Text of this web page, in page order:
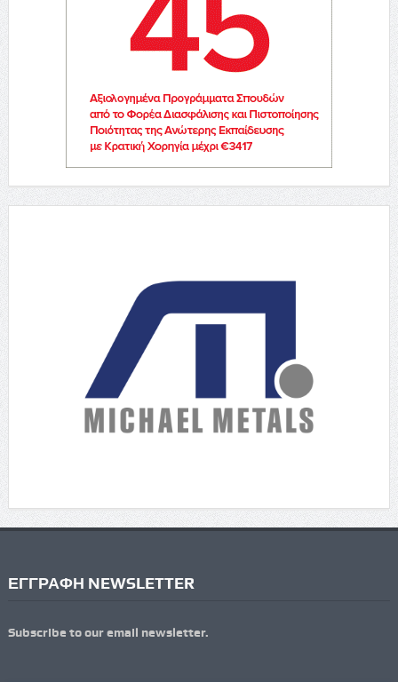
ΕΓΓΡΑΦΗ NEWSLETTER
Subscribe to our email newsletter.